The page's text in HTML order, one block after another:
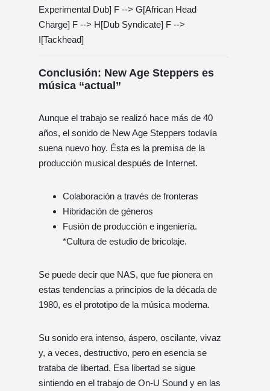
Experimental Dub] F --> G[African Head
Charge] F --> H[Dub Syndicate] F -->
I[Tackhead]
Conclusión: New Age Steppers es
música “actual”
Aunque el trabajo se realizó hace más de 40
años, el sonido de New Age Steppers todavía
suena nuevo hoy. Ésta es la premisa de la
producción musical después de Internet.
Colaboración a través de fronteras
Hibridación de géneros
Fusión de producción e ingeniería.
*Cultura de estudio de bricolaje.
Se puede decir que NAS, que fue pionera en
estas tendencias a principios de la década de
1980, es el prototipo de la música moderna.
Su sonido era intenso, áspero, oscilante, vivaz
y, a veces, destructivo, pero en esencia se
trataba de libertad. Esa libertad se sigue
sintiendo en el trabajo de On-U Sound y en las